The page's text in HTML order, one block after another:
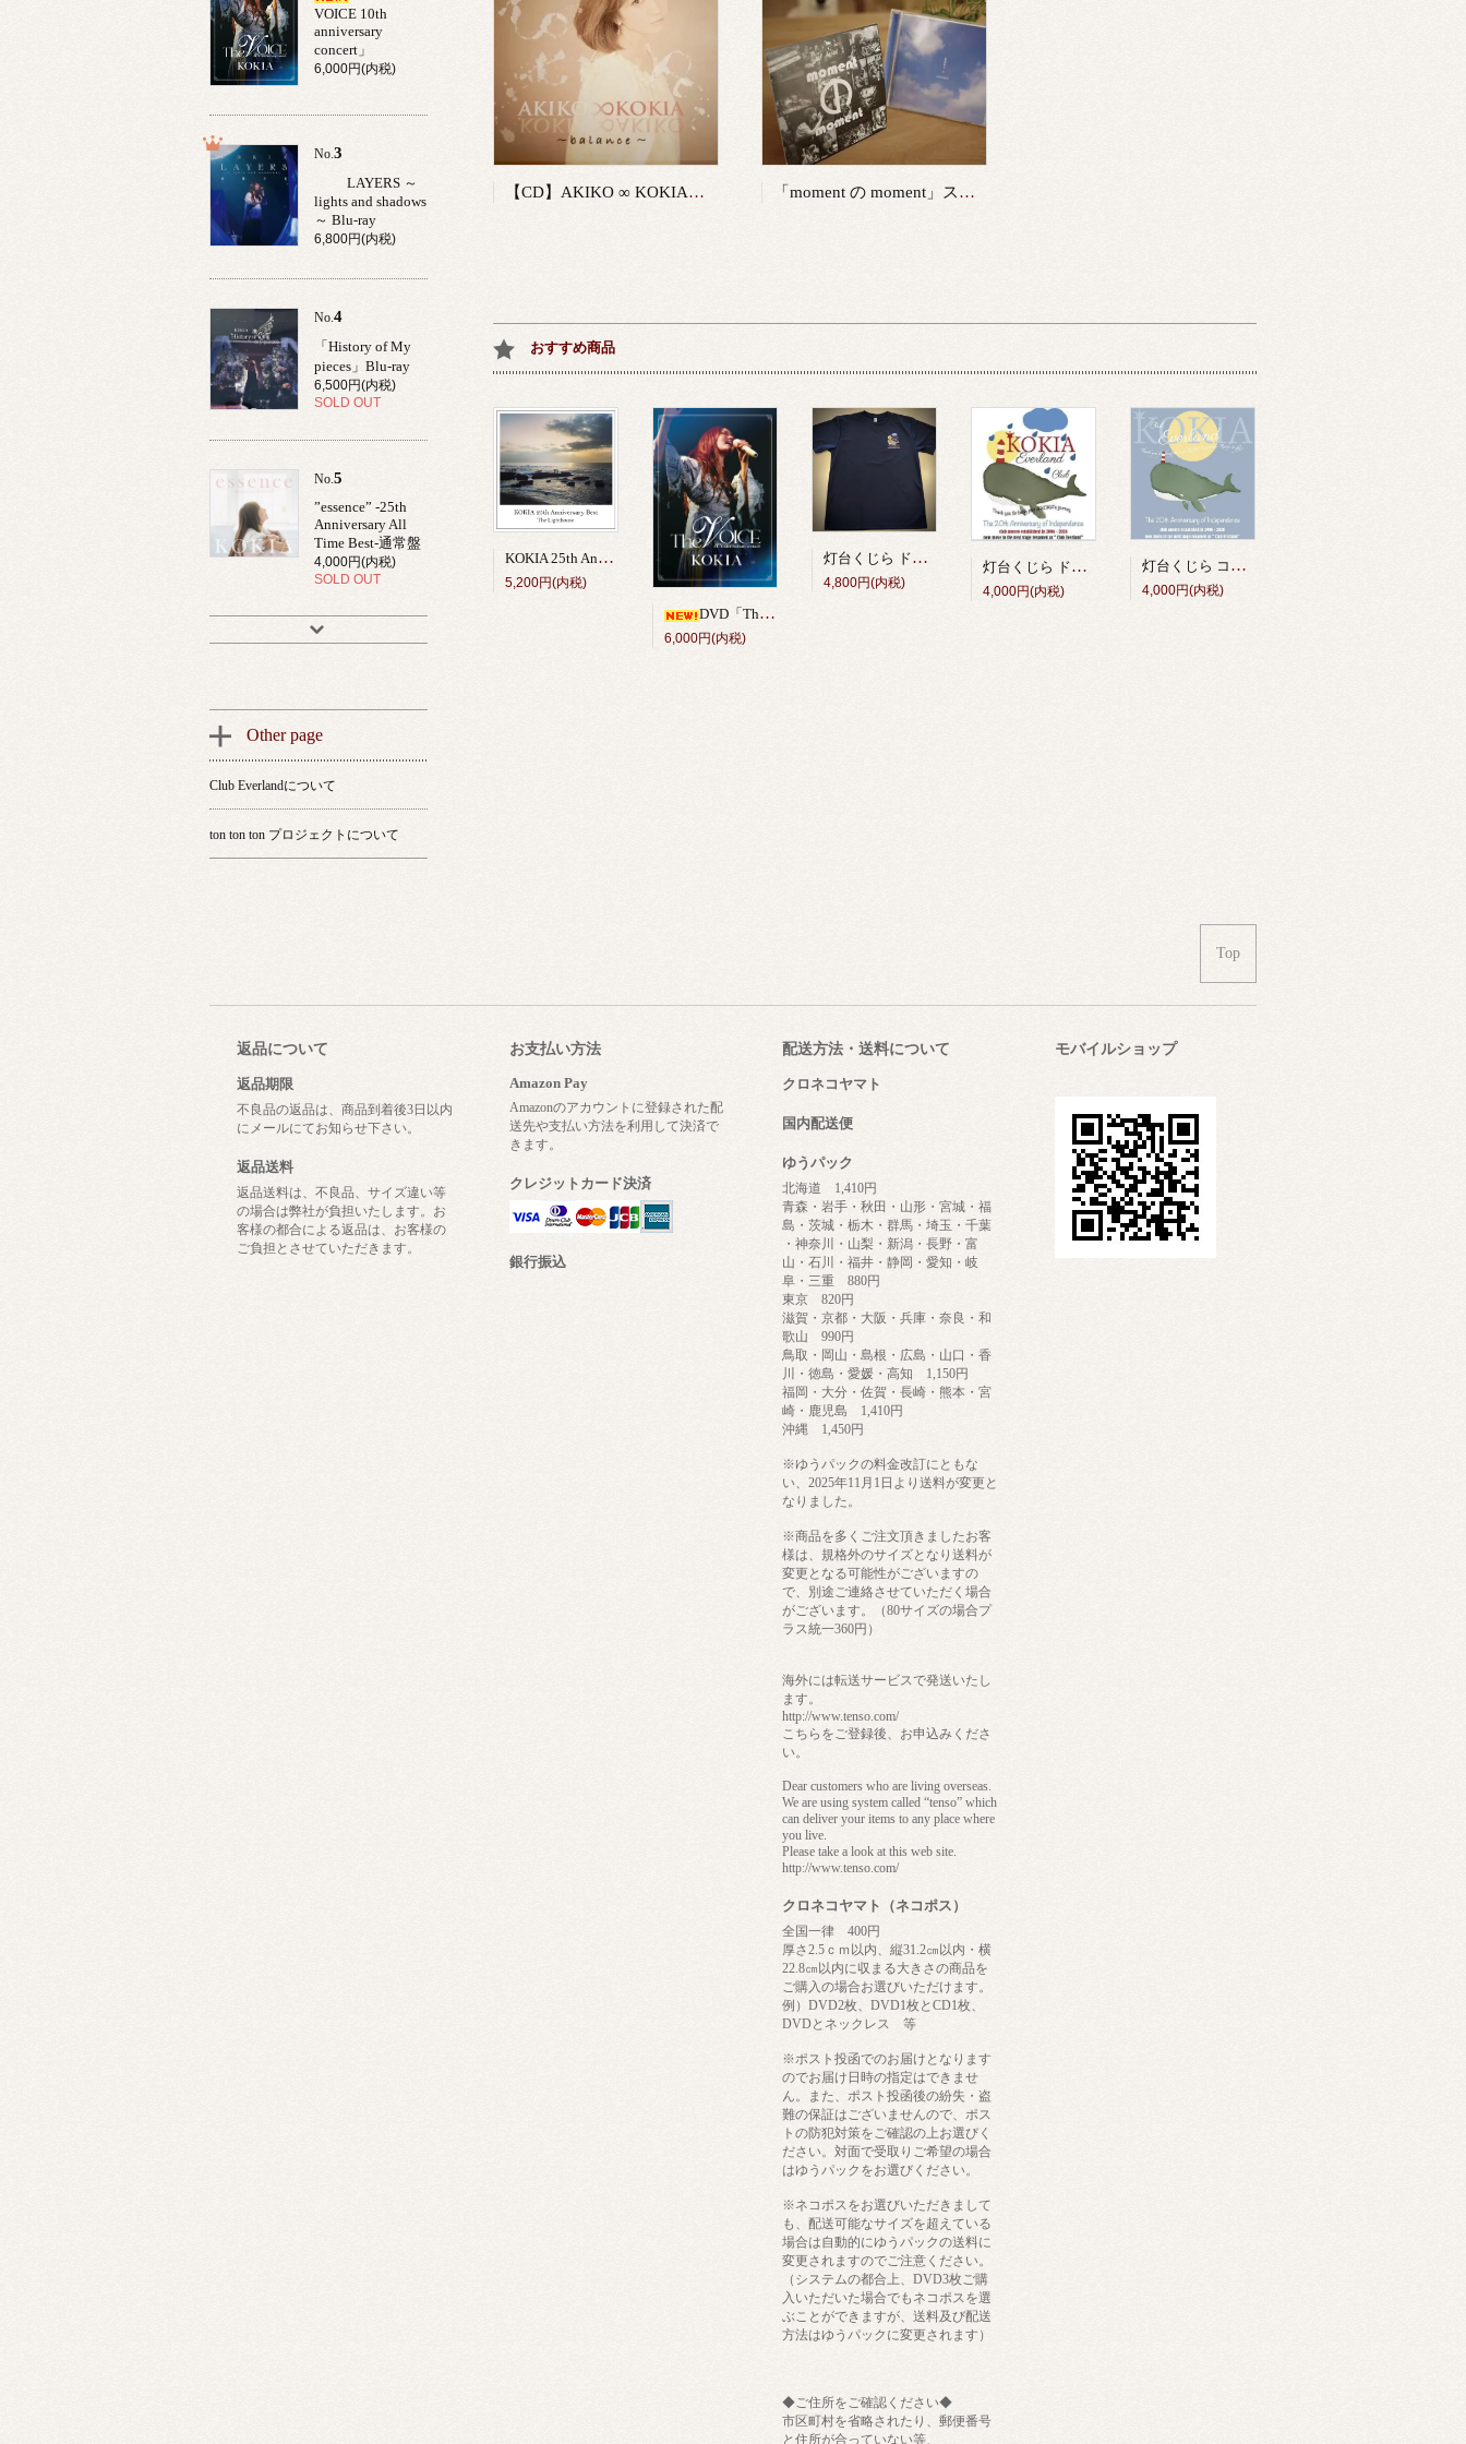
【CD】AKIKO ∞ KOKIA～ balance ～ 「moment の moment」ステージレコーディングの全て
おすすめ商品
KOKIA 25th Anniversary Best Album「The Lighthouse」
5,200円(内税)
DVD「The VOICE 10th anniversary concert」
6,000円(内税)
灯台くじら ドライTシャツ（紺） <独立20周年記念グッズ＞
4,800円(内税)
灯台くじら ドライTシャツ（白） <独立20周年記念グッズ＞
4,000円(内税)
灯台くじら コットンTシャツ（アシッドブルー） <独立20周年記念グッズ＞
4,000円(内税)
VOICE 10th
anniversary
concert」
6,000円(内税)
No.3
LAYERS ～
lights and shadows
～ Blu-ray
6,800円(内税)
No.4
「History of My
pieces」Blu-ray
6,500円(内税)
SOLD OUT
No.5
”essence” -25th
Anniversary All
Time Best-通常盤
4,000円(内税)
SOLD OUT
Other page
Club Everlandについて
ton ton ton プロジェクトについて
Top
返品について
返品期限
不良品の返品は、商品到着後3日以内
にメールにてお知らせ下さい。
返品送料
返品送料は、不良品、サイズ違い等
の場合は弊社が負担いたします。お
客様の都合による返品は、お客様の
ご負担とさせていただきます。
お支払い方法
Amazon Pay
Amazonのアカウントに登録された配
送先や支払い方法を利用して決済で
きます。
クレジットカード決済
銀行振込
配送方法・送料について
クロネコヤマト
国内配送便
ゆうパック
北海道 1,410円
青森・岩手・秋田・山形・宮城・福
島・茨城・栃木・群馬・埼玉・千葉
・神奈川・山梨・新潟・長野・富
山・石川・福井・静岡・愛知・岐
阜・三重 880円
東京 820円
滋賀・京都・大阪・兵庫・奈良・和
歌山 990円
鳥取・岡山・島根・広島・山口・香
川・徳島・愛媛・高知 1,150円
福岡・大分・佐賀・長崎・熊本・宮
崎・鹿児島 1,410円
沖縄 1,450円
※ゆうパックの料金改訂にともな
い、2025年11月1日より送料が変更と
なりました。
※商品を多くご注文頂きましたお客
様は、規格外のサイズとなり送料が
変更となる可能性がございますの
で、別途ご連絡させていただく場合
がございます。（80サイズの場合プ
ラス統一360円）
海外には転送サービスで発送いたし
ます。
http://www.tenso.com/
こちらをご登録後、お申込みくださ
い。
Dear customers who are living overseas.
We are using system called “tenso” which
can deliver your items to any place where
you live.
Please take a look at this web site.
http://www.tenso.com/
クロネコヤマト（ネコポス）
全国一律 400円
厚さ2.5ｃｍ以内、縦31.2㎝以内・横
22.8㎝以内に収まる大きさの商品を
ご購入の場合お選びいただけます。
例）DVD2枚、DVD1枚とCD1枚、
DVDとネックレス 等
※ポスト投函でのお届けとなります
のでお届け日時の指定はできませ
ん。また、ポスト投函後の紛失・盗
難の保証はございませんので、ポス
トの防犯対策をご確認の上お選びく
ださい。対面で受取りご希望の場合
はゆうパックをお選びください。
※ネコポスをお選びいただきまして
も、配送可能なサイズを超えている
場合は自動的にゆうパックの送料に
変更されますのでご注意ください。
（システムの都合上、DVD3枚ご購
入いただいた場合でもネコポスを選
ぶことができますが、送料及び配送
方法はゆうパックに変更されます）
◆ご住所をご確認ください◆
市区町村を省略されたり、郵便番号
と住所が合っていない等、
モバイルショップ